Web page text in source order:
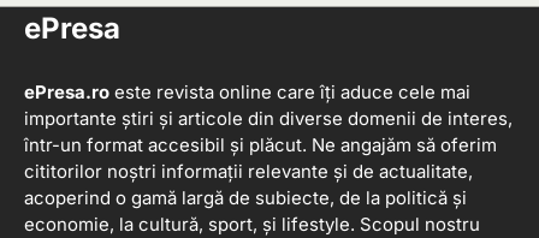
ePresa
ePresa.ro este revista online care îți aduce cele mai
importante știri și articole din diverse domenii de interes,
într-un format accesibil și plăcut. Ne angajăm să oferim
cititorilor noștri informații relevante și de actualitate,
acoperind o gamă largă de subiecte, de la politică și
economie, la cultură, sport, și lifestyle. Scopul nostru